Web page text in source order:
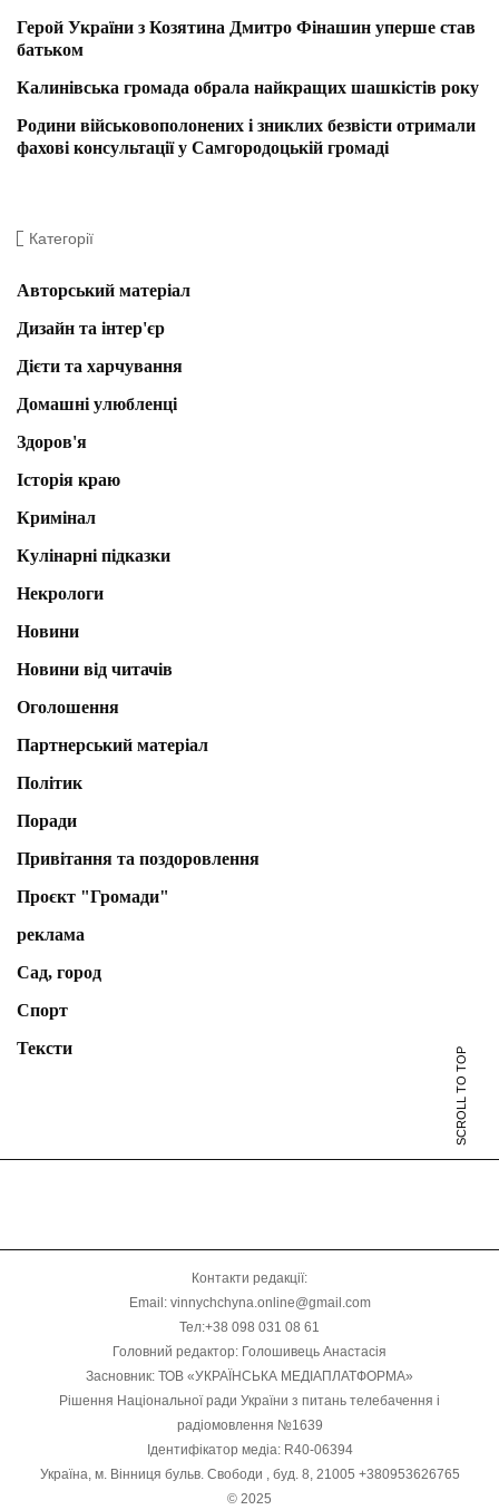
Герой України з Козятина Дмитро Фінашин уперше став
батьком
Калинівська громада обрала найкращих шашкістів року
Родини військовополонених і зниклих безвісти отримали
фахові консультації у Самгородоцькій громаді
Категорії
Авторський матеріал
Дизайн та інтер'єр
Дієти та харчування
Домашні улюбленці
Здоров'я
Історія краю
Кримінал
Кулінарні підказки
Некрологи
Новини
Новини від читачів
Оголошення
Партнерський матеріал
Політик
Поради
Привітання та поздоровлення
Проєкт "Громади"
реклама
Сад, город
Спорт
Тексти
SCROLL TO TOP
Контакти редакції:
Email: vinnychchyna.online@gmail.com
Тел:+38 098 031 08 61
Головний редактор: Голошивець Анастасія
Засновник: ТОВ «УКРАЇНСЬКА МЕДІАПЛАТФОРМА»
Рішення Національної ради України з питань телебачення і
радіомовлення №1639
Ідентифікатор медіа: R40-06394
Україна, м. Вінниця бульв. Свободи , буд. 8, 21005 +380953626765
© 2025